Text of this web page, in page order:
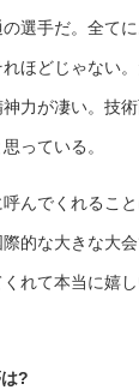
選手だ。全て
ほどじゃない
力が凄い。技
っている。
んでくれるこ
的な大きな大
れて本当に嬉
?